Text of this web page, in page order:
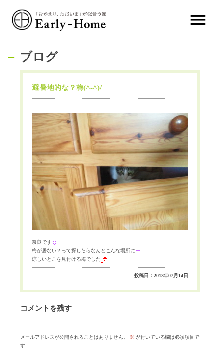
ブログ
避暑地的な？梅(^-^)/
奈良です
梅が居ない？って探したらなんとこんな場所に
涼しいとこを見付ける梅でした
投稿日：2013年07月14日
コメントを残す
メールアドレスが公開されることはありません。 ※ が付いている欄は必須項目で
す